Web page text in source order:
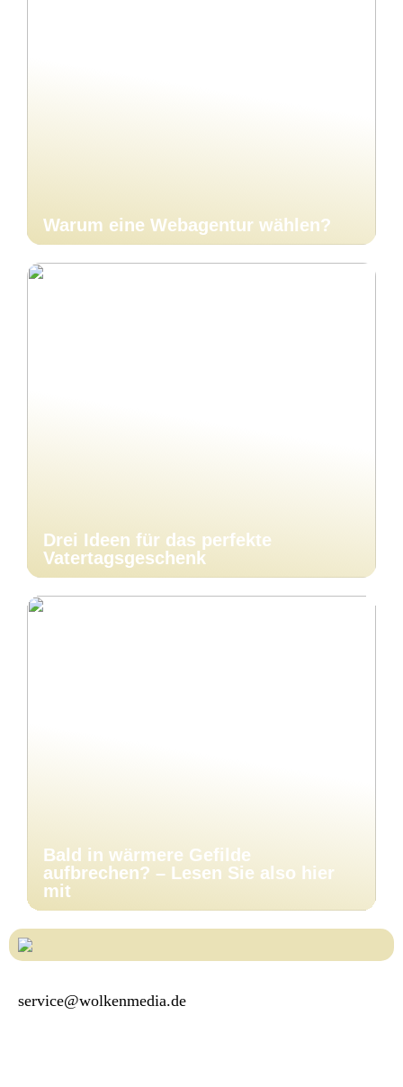
Warum eine Webagentur wählen?
Drei Ideen für das perfekte
Vatertagsgeschenk
Bald in wärmere Gefilde
aufbrechen? – Lesen Sie also hier
mit
service@wolkenmedia.de